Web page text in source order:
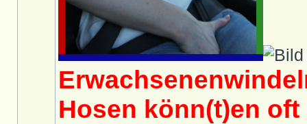
Hosen könn(t)en